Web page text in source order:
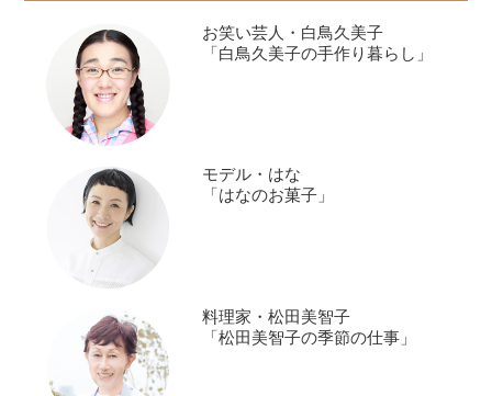
お笑い芸人・白鳥久美子
「白鳥久美子の手作り暮らし」
モデル・はな
「はなのお菓子」
料理家・松田美智子
「松田美智子の季節の仕事」